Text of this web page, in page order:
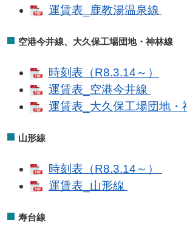
運賃表_鹿教湯温泉線
空港今井線、大久保工場団地・神林線
時刻表（R8.3.14～）
運賃表_空港今井線
運賃表_大久保工場団地・
山形線
時刻表（R8.3.14～）
運賃表_山形線
寿台線